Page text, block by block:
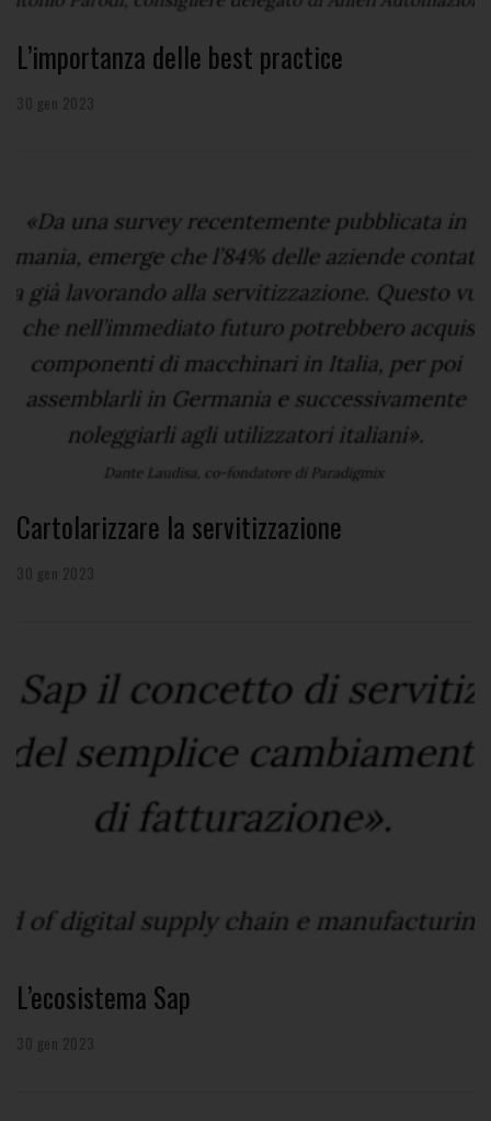
L’importanza delle best practice
30 gen 2023
Cartolarizzare la servitizzazione
30 gen 2023
L’ecosistema Sap
30 gen 2023